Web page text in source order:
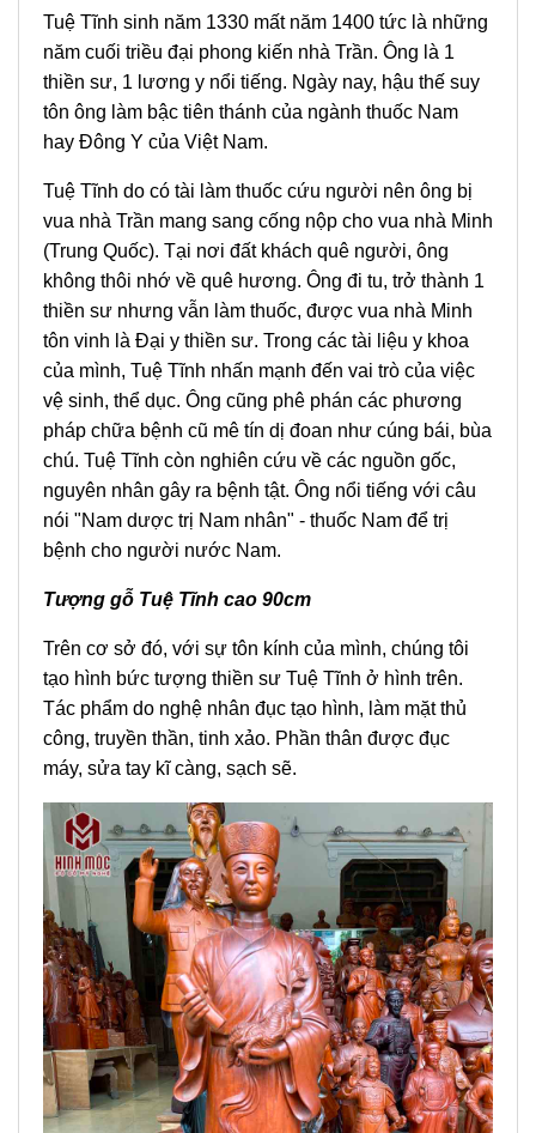
Tuệ Tĩnh sinh năm 1330 mất năm 1400 tức là những
năm cuối triều đại phong kiến nhà Trần. Ông là 1
thiền sư, 1 lương y nổi tiếng. Ngày nay, hậu thế suy
tôn ông làm bậc tiên thánh của ngành thuốc Nam
hay Đông Y của Việt Nam.
Tuệ Tĩnh do có tài làm thuốc cứu người nên ông bị
vua nhà Trần mang sang cống nộp cho vua nhà Minh
(Trung Quốc). Tại nơi đất khách quê người, ông
không thôi nhớ về quê hương. Ông đi tu, trở thành 1
thiền sư nhưng vẫn làm thuốc, được vua nhà Minh
tôn vinh là Đại y thiền sư. Trong các tài liệu y khoa
của mình, Tuệ Tĩnh nhấn mạnh đến vai trò của việc
vệ sinh, thể dục. Ông cũng phê phán các phương
pháp chữa bệnh cũ mê tín dị đoan như cúng bái, bùa
chú. Tuệ Tĩnh còn nghiên cứu về các nguồn gốc,
nguyên nhân gây ra bệnh tật. Ông nổi tiếng với câu
nói "Nam dược trị Nam nhân" - thuốc Nam để trị
bệnh cho người nước Nam.
Tượng gỗ Tuệ Tĩnh cao 90cm
Trên cơ sở đó, với sự tôn kính của mình, chúng tôi
tạo hình bức tượng thiền sư Tuệ Tĩnh ở hình trên.
Tác phẩm do nghệ nhân đục tạo hình, làm mặt thủ
công, truyền thần, tinh xảo. Phần thân được đục
máy, sửa tay kĩ càng, sạch sẽ.